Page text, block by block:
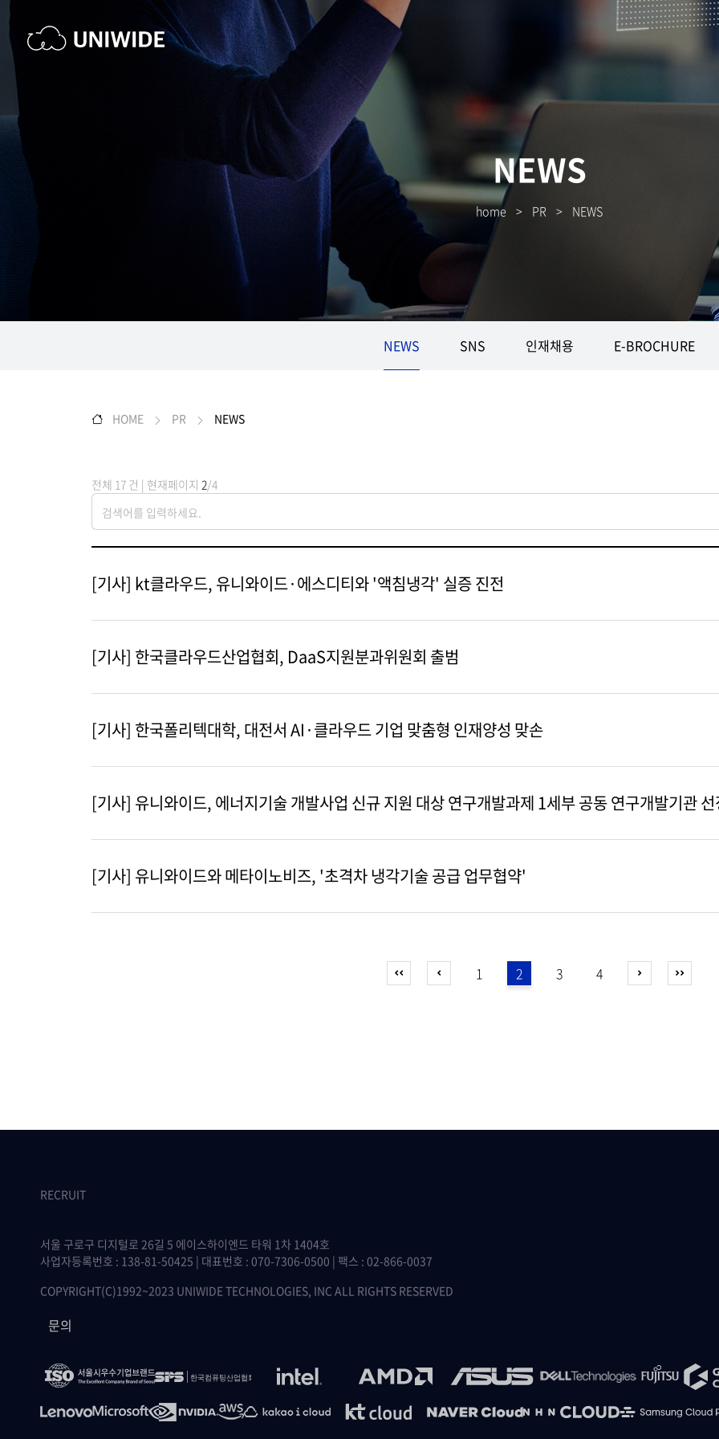
NEWS
home > PR > NEWS
NEWS SNS 인재채용 E-BROCHURE
HOME PR NEWS
전체 17 건 | 현재페이지 2/4
[기사] kt클라우드, 유니와이드·에스디티와 '액침냉각' 실증 진전
[기사] 한국클라우드산업협회, DaaS지원분과위원회 출범
[기사] 한국폴리텍대학, 대전서 AI·클라우드 기업 맞춤형 인재양성 맞손
[기사] 유니와이드, 에너지기술 개발사업 신규 지원 대상 연구개발과제 1세부 공동 연구개발기관 선
[기사] 유니와이드와 메타이노비즈, '초격차 냉각기술 공급 업무협약'
1 2 3 4
RECRUIT
서울 구로구 디지털로 26길 5 에이스하이엔드 타워 1차 1404호
사업자등록번호 : 138-81-50425 | 대표번호 : 070-7306-0500 | 팩스 : 02-866-0037
COPYRIGHT(C)1992~2023 UNIWIDE TECHNOLOGIES, INC ALL RIGHTS RESERVED
문의